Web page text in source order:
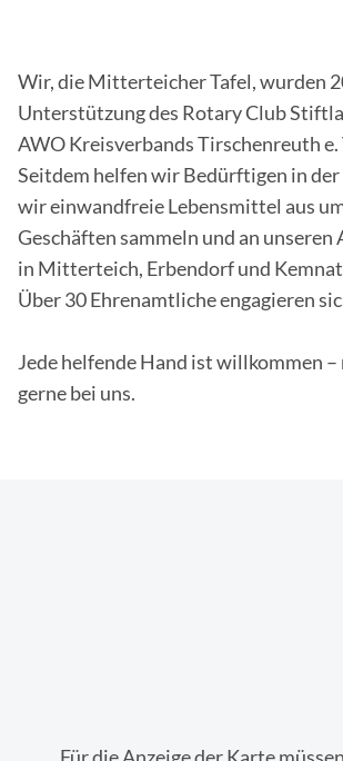
Wir, die Mitterteicher Tafel, wurden
Unterstützung des Rotary Club
AWO Kreisverbands Tirschenreuth e.
Seitdem helfen wir Bedürftigen in der
wir einwandfreie Lebensmittel aus
Geschäften sammeln und an unseren
in Mitterteich, Erbendorf und
Über 30 Ehrenamtliche engagieren
Jede helfende Hand ist willkommen –
gerne bei uns.
Für die Anzeige der Karte